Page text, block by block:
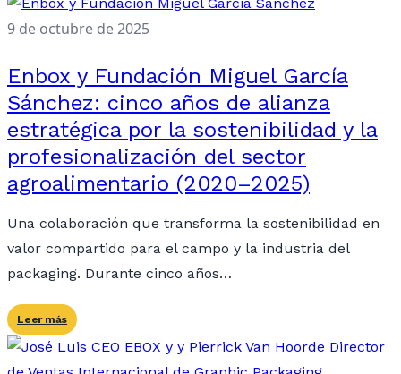
9 de octubre de 2025
Enbox y Fundación Miguel García
Sánchez: cinco años de alianza
estratégica por la sostenibilidad y la
profesionalización del sector
agroalimentario (2020–2025)
Una colaboración que transforma la sostenibilidad en
valor compartido para el campo y la industria del
packaging. Durante cinco años…
Leer más